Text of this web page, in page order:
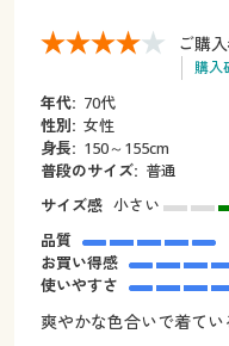
ご購
購入
年代: 70代
性別: 女性
身長: 150～155cm
普段のサイズ: 普通
サイズ感 小さい
品質
お買い得感
使いやすさ
爽やかな色合いで着て